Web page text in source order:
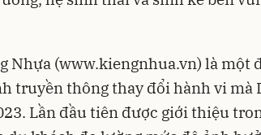
Nhựa (www.kiengnhua.vn) là một
truyền thông thay đổi hành vi mà
Lần đầu tiên được giới thiệu